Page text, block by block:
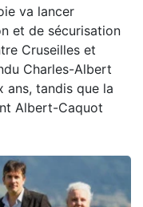
va lancer
et de sécurisation
Cruseilles et
Charles-Albert
ans, tandis que la
Albert-Caquot